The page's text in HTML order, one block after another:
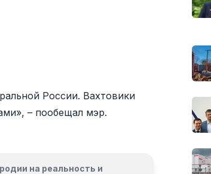
России. Вахтовики
– пообещал мэр.
на реальность и